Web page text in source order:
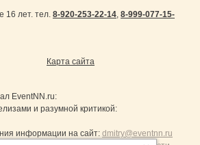
16 лет. тел. 8-920-253-22-14, 8-999-077-15-
Карта сайта
EventNN.ru:
и разумной критикой:
информации на сайт: dmitry@eventnn.ru